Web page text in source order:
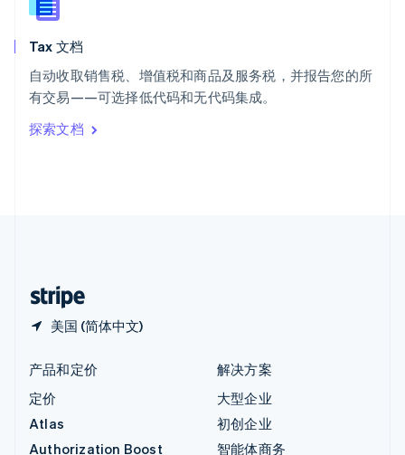
Tax 文档
自动收取销售税、增值税和商品及服务税，并报告您的所
有交易——可选择低代码和无代码集成。
探索文档
美国 (简体中文)
新西兰
匈牙利
意大利
ItalianoEnglish
印度
English
产品和定价
定价
Atlas
Authorization Boost
解决方案
大型企业
初创企业
智能体商务